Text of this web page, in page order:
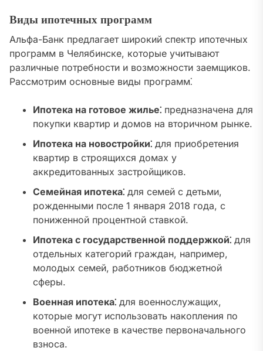
Виды ипотечных программ
Альфа-Банк предлагает широкий спектр ипотечных
программ в Челябинске, которые учитывают
различные потребности и возможности заемщиков.
Рассмотрим основные виды программ⁚
Ипотека на готовое жилье⁚ предназначена для
покупки квартир и домов на вторичном рынке.
Ипотека на новостройки⁚ для приобретения
квартир в строящихся домах у
аккредитованных застройщиков.
Семейная ипотека⁚ для семей с детьми,
рожденными после 1 января 2018 года, с
пониженной процентной ставкой.
Ипотека с государственной поддержкой⁚ для
отдельных категорий граждан, например,
молодых семей, работников бюджетной
сферы.
Военная ипотека⁚ для военнослужащих,
которые могут использовать накопления по
военной ипотеке в качестве первоначального
взноса.